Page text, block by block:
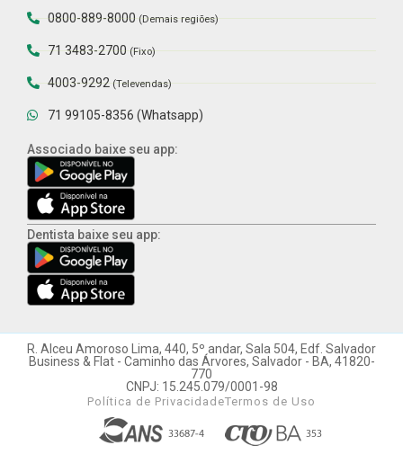
0800-889-8000(Demais regiões)
71 3483-2700(Fixo)
4003-9292(Televendas)
71 99105-8356 (Whatsapp)
Associado baixe seu app:
Dentista baixe seu app:
R. Alceu Amoroso Lima, 440, 5º andar, Sala 504, Edf. Salvador
Business & Flat - Caminho das Árvores, Salvador - BA, 41820-
770
CNPJ: 15.245.079/0001-98
Política de PrivacidadeTermos de Uso